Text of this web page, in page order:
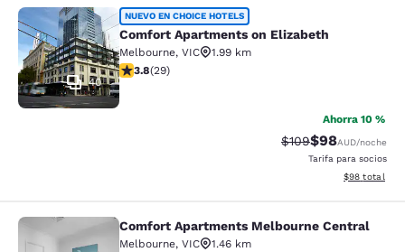
Comfort Apartments on Elizabeth
40
NUEVO EN CHOICE HOTELS
Comfort Apartments on Elizabeth
Melbourne, VIC
1.99 km
calificación de 3.79 estrellas. Bueno. 29 reseñas
3.8(29)
Ahorra 10 %
Precio tachado:
$109Precio con
$98AUD/noche
Tarifa para socios
Ver detalles
$98 total
Comfort Apartments Melbourne
Comfort Apartments Melbourne Central
Melbourne, VIC
1.46 km